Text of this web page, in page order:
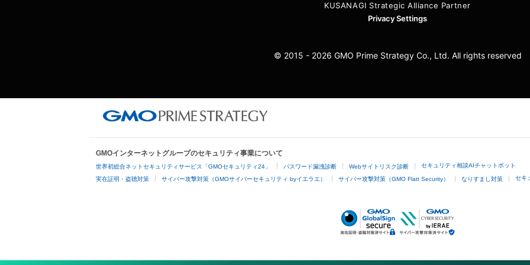
KUSANAGI Strategic Alliance Partner
Privacy Settings
© 2015 - 2026 GMO Prime Strategy Co., Ltd. All rights reserved
GMOインターネットグループのセキュリティ事業について
世界初総合ネットセキュリティサービス「GMOセキュリティ24」 パスワード漏洩診断 Webサイトリスク診断 セキュリティ相談AIチャットボット
実在証明・盗聴対策 サイバー攻撃対策（GMOサイバーセキュリティ byイエラエ） サイバー攻撃対策（GMO Flatt Security） なりすまし対策 セキ